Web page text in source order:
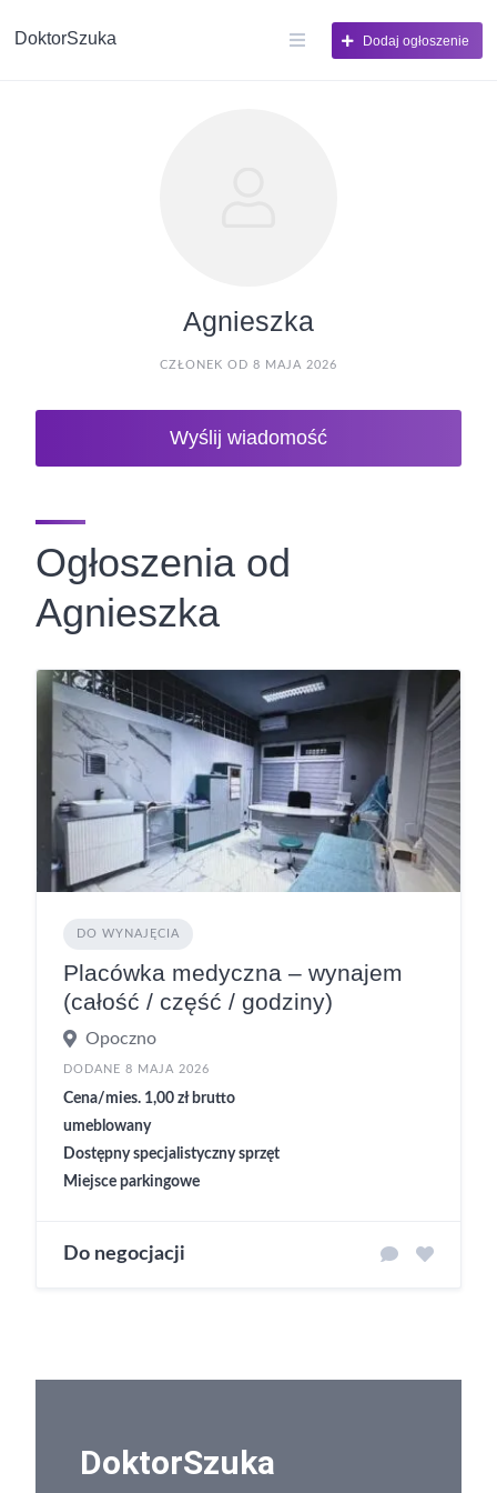
DoktorSzuka Dodaj ogłoszenie
Agnieszka
CZŁONEK OD 8 MAJA 2026
Wyślij wiadomość
Ogłoszenia od
Agnieszka
DO WYNAJĘCIA
Placówka medyczna – wynajem
(całość / część / godziny)
Opoczno
DODANE 8 MAJA 2026
Cena/mies. 1,00 zł brutto
umeblowany
Dostępny specjalistyczny sprzęt
Miejsce parkingowe
Do negocjacji
DoktorSzuka